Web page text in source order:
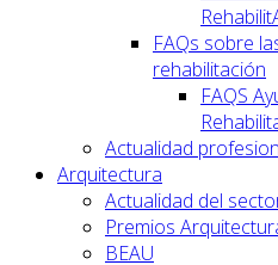
FAQs sobre
rehabilitación
FAQS
Actualidad
Arquitectura
Actualidad del
Premios
BEAU